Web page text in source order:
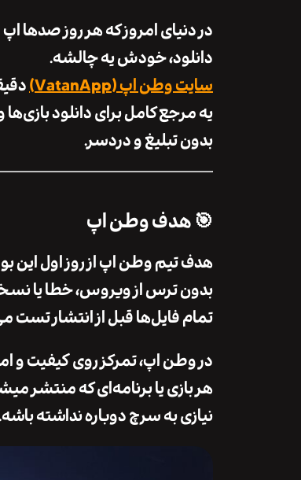
در دنیای امروز که هر روز صدها
دانلود، خودش یه چالشه.
سایتوطن اپ (VatanApp)
یه مرجع کامل برایدانلود
بدون تبلیغ و دردسر.
🎯 هدف وطن اپ
هدف تیم وطن اپ از روز اول این
بدون ترس از ویروس، خطا یا
تمام فایل‌ها قبل از انتشار
در وطن اپ، تمرکز رویکیفیت و
هر بازی یا برنامه‌ای که منتشر
نیازی به سرچ دوباره نداشته